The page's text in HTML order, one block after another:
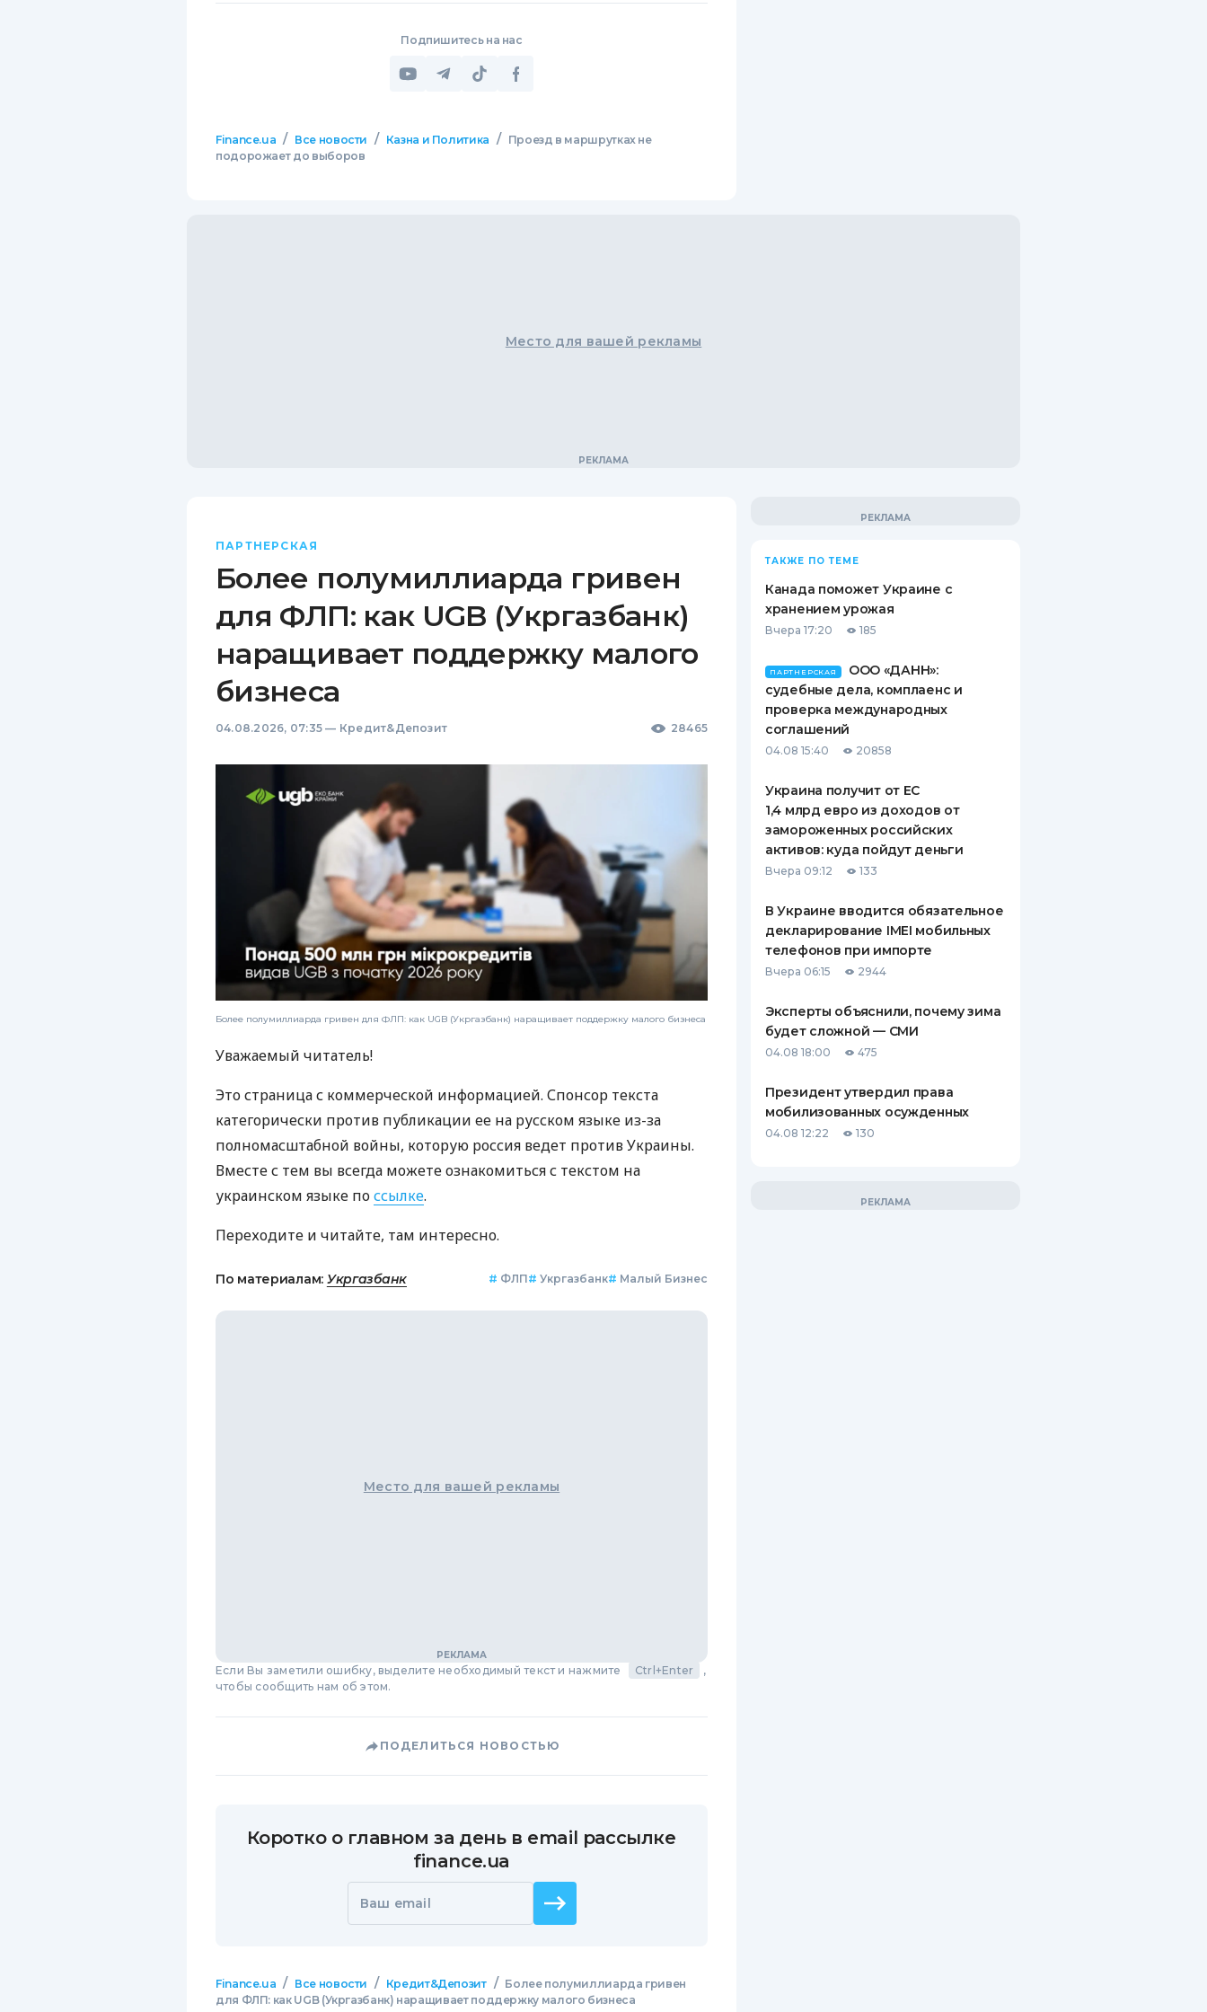
Подпишитесь на нас
Finance.ua / Все новости / Казна и Политика /
Проезд в маршрутках не
подорожает до выборов
Место для вашей рекламы
ПАРТНЕРСКАЯ
Более полумиллиарда гривен
для ФЛП: как UGB (Укргазбанк)
наращивает поддержку малого
бизнеса
04.08.2026, 07:35 — Кредит&Депозит 28465
Более полумиллиарда гривен для ФЛП: как UGB (Укргазбанк) наращивает поддержку малого бизнеса
Уважаемый читатель!
Это страница с коммерческой информацией. Спонсор текста
категорически против публикации ее на русском языке из-за
полномасштабной войны, которую россия ведет против Украины.
Вместе с тем вы всегда можете ознакомиться с текстом на
украинском языке поссылке.
Переходите и читайте, там интересно.
По материалам: Укргазбанк # ФЛП# Укргазбанк# Малый Бизнес
Место для вашей рекламы
Если Вы заметили ошибку, выделите необходимый текст и нажмите Ctrl+Enter
,
чтобы сообщить нам об этом.
ПОДЕЛИТЬСЯ НОВОСТЬЮ
Коротко о главном за день в email рассылке
finance.ua
Ваш email
Finance.ua / Все новости / Кредит&Депозит / Более полумиллиарда гривен
для ФЛП: как UGB (Укргазбанк) наращивает поддержку малого бизнеса
ТАКЖЕ ПО ТЕМЕ
Канада поможет Украине с
хранением урожая
Вчера 17:20 185
ПАРТНЕРСКАЯ
ООО «ДАНН»:
судебные дела, комплаенс и
проверка международных
соглашений
04.08 15:40 20858
Украина получит от ЕС
1,4 млрд евро из доходов от
замороженных российских
активов: куда пойдут деньги
Вчера 09:12 133
В Украине вводится обязательное
декларирование IMEI мобильных
телефонов при импорте
Вчера 06:15 2944
Эксперты объяснили, почему зима
будет сложной — СМИ
04.08 18:00 475
Президент утвердил права
мобилизованных осужденных
04.08 12:22 130